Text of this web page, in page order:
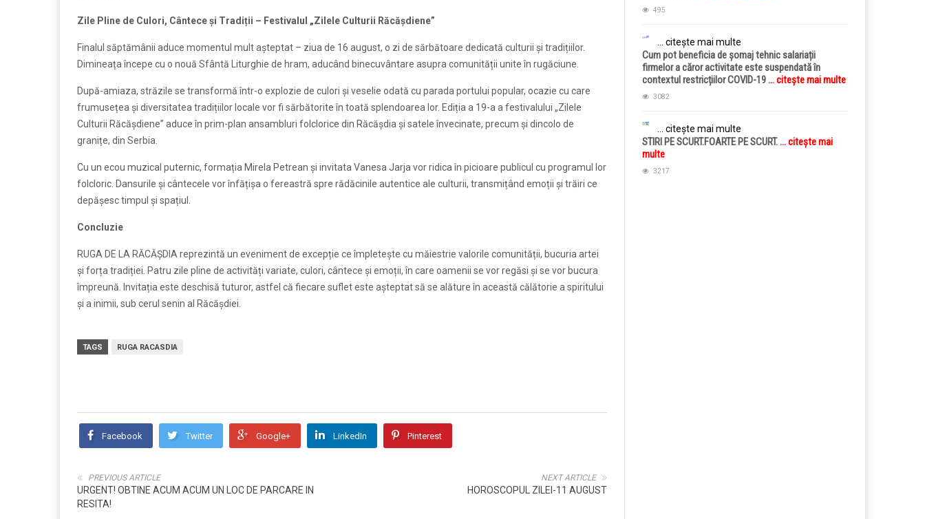
Zile Pline de Culori, Cântece și Tradiții – Festivalul „Zilele Culturii Răcășdiene”
Finalul săptămânii aduce momentul mult așteptat – ziua de 16 august, o zi de sărbătoare dedicată culturii și tradițiilor.
Dimineața începe cu o nouă Sfântă Liturghie de hram, aducând binecuvântare asupra comunității unite în rugăciune.
După-amiaza, străzile se transformă într-o explozie de culori și veselie odată cu parada portului popular, ocazie cu care
frumusețea și diversitatea tradițiilor locale vor fi sărbătorite în toată splendoarea lor. Ediția a 19-a a festivalului „Zilele
Culturii Răcășdiene” aduce în prim-plan ansambluri folclorice din Răcășdia și satele învecinate, precum și dincolo de
granițe, din Serbia.
Cu un ecou muzical puternic, formația Mirela Petrean și invitata Vanesa Jarja vor ridica în picioare publicul cu programul lor
folcloric. Dansurile și cântecele vor înfățișa o fereastră spre rădăcinile autentice ale culturii, transmițând emoții și trăiri ce
depășesc timpul și spațiul.
Concluzie
RUGA DE LA RĂCĂȘDIA reprezintă un eveniment de excepție ce împletește cu măiestrie valorile comunității, bucuria artei
și forța tradiției. Patru zile pline de activități variate, culori, cântece și emoții, în care oamenii se vor regăsi și se vor bucura
împreună. Invitația este deschisă tuturor, astfel că fiecare suflet este așteptat să se alăture în această călătorie a spiritului
și a inimii, sub cerul senin al Răcășdiei.
TAGS RUGA RACASDIA
Facebook Twitter Google+ LinkedIn Pinterest
NEXT ARTICLE
HOROSCOPUL ZILEI-11 AUGUST
PREVIOUS ARTICLE
URGENT! OBTINE ACUM ACUM UN LOC DE PARCARE IN
RESITA!
495
... citește mai multe
Cum pot beneficia de șomaj tehnic salariații
firmelor a căror activitate este suspendată în
contextul restricțiilor COVID-19... citește mai multe
3082
... citește mai multe
STIRI PE SCURT.FOARTE PE SCURT.... citește mai
multe
3217